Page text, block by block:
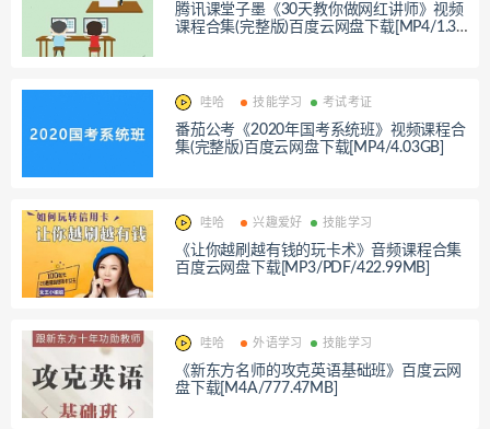
腾讯课堂子墨《30天教你做网红讲师》视频
课程合集(完整版)百度云网盘下载[MP4/1.35
哇哈 技能学习 考试考证
番茄公考《2020年国考系统班》视频课程合
集(完整版)百度云网盘下载[MP4/4.03GB]
哇哈 兴趣爱好 技能学习
《让你越刷越有钱的玩卡术》音频课程合集
百度云网盘下载[MP3/PDF/422.99MB]
哇哈 外语学习 技能学习
《新东方名师的攻克英语基础班》百度云网
盘下载[M4A/777.47MB]